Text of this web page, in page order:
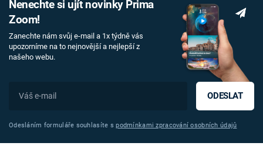
Nenechte si ujít novinky Prima
Zoom!
Zanechte nám svůj e-mail a 1x týdně vás
upozorníme na to nejnovější a nejlepší z
našeho webu.
ODESLAT
Odesláním formuláře souhlasíte spodmínkami zpracování osobních údajů